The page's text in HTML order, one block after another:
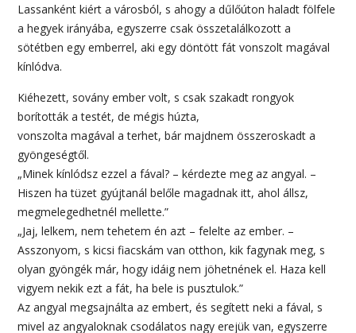
Lassanként kiért a városból, s ahogy a dűlőúton haladt fölfele
a hegyek irányába, egyszerre csak összetalálkozott a
sötétben egy emberrel, aki egy döntött fát vonszolt magával
kínlódva.
Kiéhezett, sovány ember volt, s csak szakadt rongyok
borították a testét, de mégis húzta,
vonszolta magával a terhet, bár majdnem összeroskadt a
gyöngeségtől.
„Minek kínlódsz ezzel a fával? – kérdezte meg az angyal. –
Hiszen ha tüzet gyújtanál belőle magadnak itt, ahol állsz,
megmelegedhetnél mellette.”
„Jaj, lelkem, nem tehetem én azt – felelte az ember. –
Asszonyom, s kicsi fiacskám van otthon, kik fagynak meg, s
olyan gyöngék már, hogy idáig nem jöhetnének el. Haza kell
vigyem nekik ezt a fát, ha bele is pusztulok.”
Az angyal megsajnálta az embert, és segített neki a fával, s
mivel az angyaloknak csodálatos nagy erejük van, egyszerre